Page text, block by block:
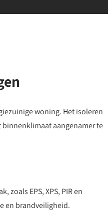
woning. Het isoleren
binnenklimaat aangenamer te
EPS, XPS, PIR en
en brandveiligheid.